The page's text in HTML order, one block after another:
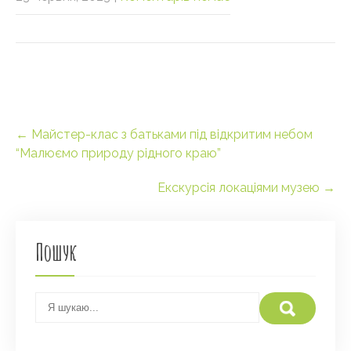
Post
navigation
← Майстер-клас з батьками під відкритим небом
“Малюємо природу рідного краю”
Екскурсія локаціями музею →
Пошук